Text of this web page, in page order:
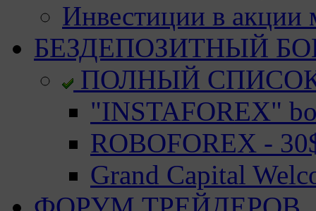
Инвестиции в акции
БЕЗДЕПОЗИТНЫЙ
ПОЛНЫЙ
"INSTAFOREX"
ROBOFOREX -
Grand Capital